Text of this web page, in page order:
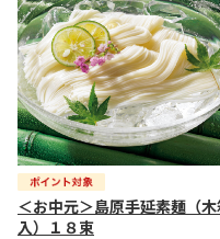
＜お中元＞島原手延素麺（
入）１８束